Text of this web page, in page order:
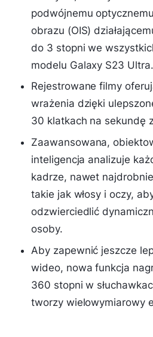
podwójnemu
obrazu (OIS)
do 3 stopni we
modelu Galaxy S23 Ultra.
Rejestrowane filmy
wrażenia dzięki
30 klatkach na sekundę
Zaawansowana,
inteligencja analizuje
kadrze, nawet
takie jak włosy i oczy,
odzwierciedlić
osoby.
Aby zapewnić jeszcze
wideo, nowa funkcja
360 stopni w
tworzy wielowymiarowy